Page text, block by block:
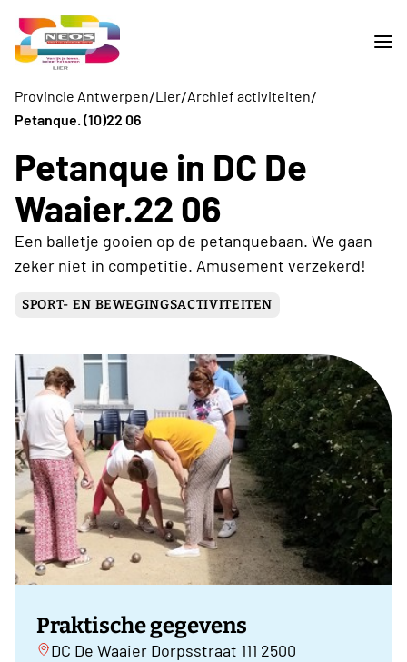
Provincie Antwerpen/Lier/Archief activiteiten/
Petanque. (10)22 06
Petanque in DC De
Waaier.22 06
Een balletje gooien op de petanquebaan. We gaan
zeker niet in competitie. Amusement verzekerd!
SPORT- EN BEWEGINGSACTIVITEITEN
Praktische gegevens
DC De Waaier Dorpsstraat 111 2500